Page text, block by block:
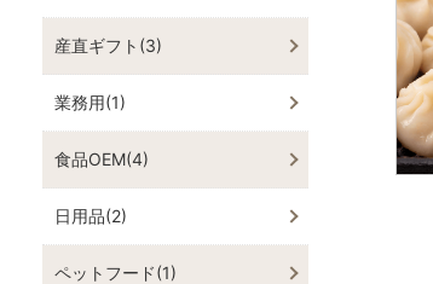
産直ギフト(3)
業務用(1)
食品OEM(4)
日用品(2)
ペットフード(1)